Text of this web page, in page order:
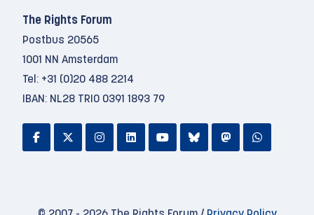
The Rights Forum
Postbus 20565
1001 NN Amsterdam
Tel: +31 (0)20 488 2214
IBAN: NL28 TRIO 0391 1893 79